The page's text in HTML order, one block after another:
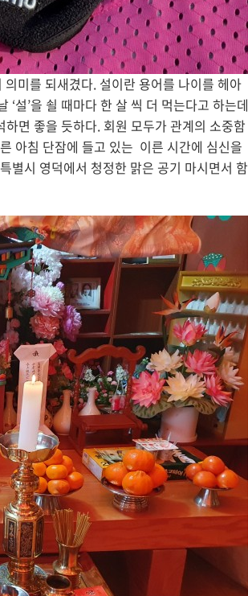
미를 되새겼다. 설이란 용어를 나이를 헤아
설’을 쇨 때마다 한 살 씩 더 먹는다고 하는데
면 좋을 듯하다. 회원 모두가 관계의 소중함
아침 단잠에 들고 있는 이른 시간에 심신을
별시 영덕에서 청정한 맑은 공기 마시면서 함